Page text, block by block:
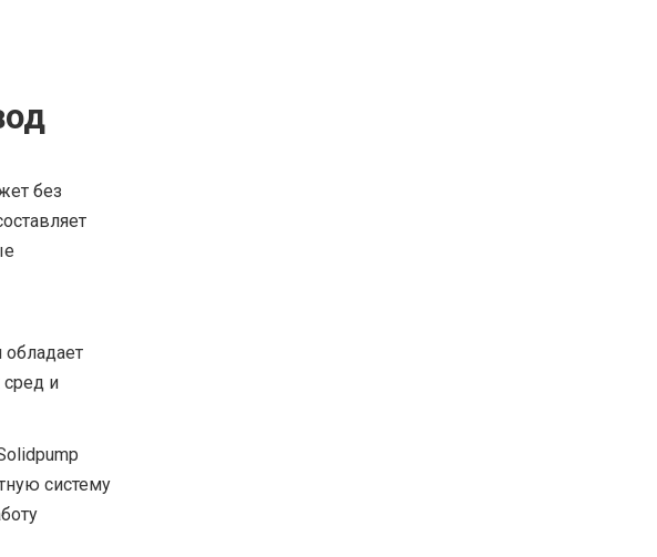
без
обладает
сред и
систему